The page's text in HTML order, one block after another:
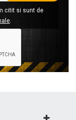
citit si sunt de
.